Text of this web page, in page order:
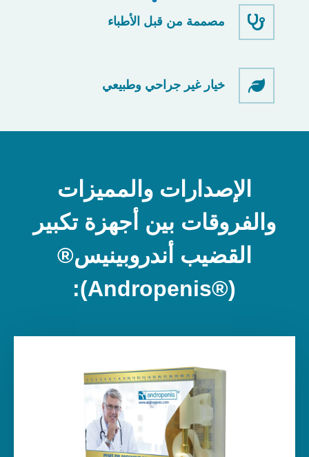
مصممة من قبل الأطباء
خيار غير جراحي وطبيعي
الإصدارات والمميزات
والفروقات بين أجهزة تكبير
القضيب أندروبينيس®
(®Andropenis):